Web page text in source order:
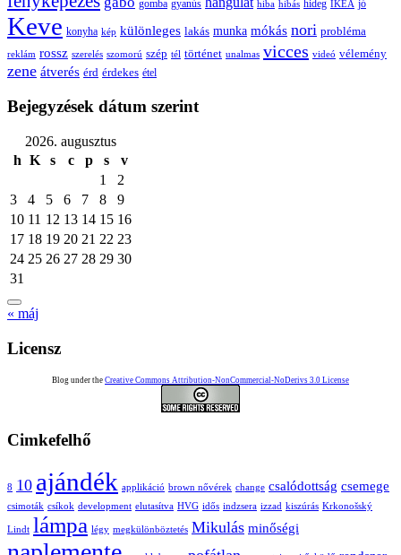
gomba gyanús hiba hibás hideg IKEA jó
Keve konyha kép különleges lakás munka mókás nori probléma
reklám rossz szerelés szomorú szép tél történet unalmas vicces videó vélemény
zene átverés érd érdekes étel
Bejegyzések dátum szerint
2026. augusztus
h K s c p s
v
1
2
3
4 5 6 7 8
9
10 11 12 13 14 15 16
17 18 19 20 21 22 23
24 25 26 27 28 29 30
31
« máj
Licensz
Blog under the Creative Commons Attribution-NonCommercial-NoDerivs 3.0 License
Cimkefelhő
8 10 ajándék applikáció brown nővérek change csalódottság csemege
csimoták csíkok development elutasítva HVG idős indzsera izzad kiszúrás Krkonošský
Lindt lámpa légy megkülönböztetés Mikulás minőségi